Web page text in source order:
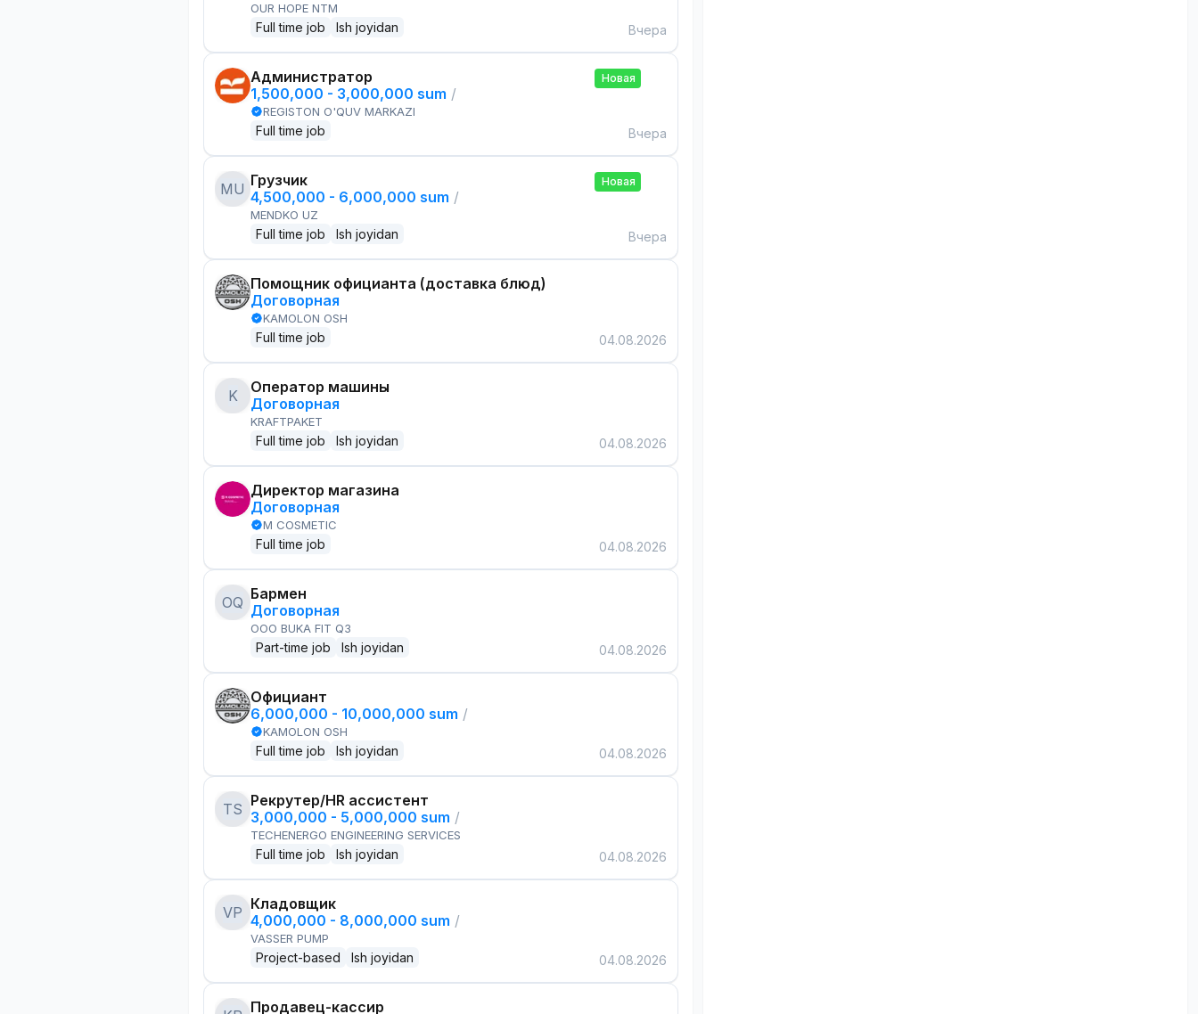
OUR HOPE NTM
Full time job Ish joyidan Вчера
Администратор
1,500,000 - 3,000,000 sum /
REGISTON O'QUV MARKAZI
Full time job
Новая
Вчера
MU Грузчик
4,500,000 - 6,000,000 sum /
MENDKO UZ
Full time job Ish joyidan
Новая
Вчера
Помощник официанта (доставка блюд)
Договорная
KAMOLON OSH
Full time job 04.08.2026
K
Оператор машины
Договорная
KRAFTPAKET
Full time job Ish joyidan 04.08.2026
Директор магазина
Договорная
M COSMETIC
Full time job 04.08.2026
OQ Бармен
Договорная
OOO BUKA FIT Q3
Part-time job Ish joyidan 04.08.2026
Официант
6,000,000 - 10,000,000 sum /
KAMOLON OSH
Full time job Ish joyidan 04.08.2026
TS Рекрутер/HR ассистент
3,000,000 - 5,000,000 sum /
TECHENERGO ENGINEERING SERVICES
Full time job Ish joyidan 04.08.2026
VP Кладовщик
4,000,000 - 8,000,000 sum /
VASSER PUMP
Project-based Ish joyidan 04.08.2026
Продавец-кассир